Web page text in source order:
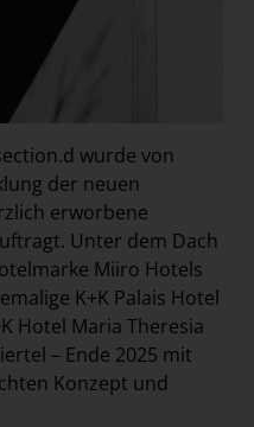
wurde von
der neuen
erworbene
Unter dem Dach
Miiro Hotels
K+K Palais Hotel
Hotel Maria Theresia
– Ende 2025 mit
Konzept und